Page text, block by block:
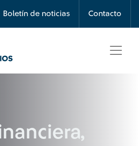
Boletín de noticias Contacto